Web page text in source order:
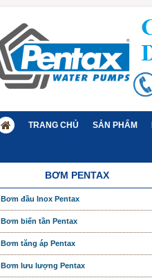
TRANG CHỦ SẢN PHẨM
BƠM PENTAX
Bơm đầu Inox Pentax
Bơm biến tần Pentax
Bơm tăng áp Pentax
Bơm lưu lượng Pentax